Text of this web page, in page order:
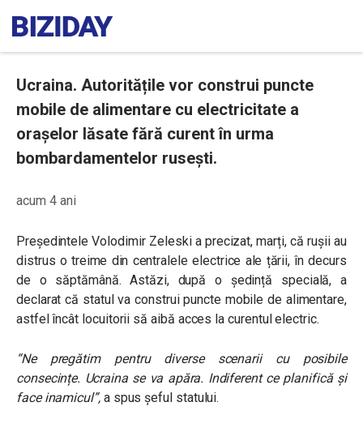
Ucraina. Autoritățile vor construi puncte
mobile de alimentare cu electricitate a
orașelor lăsate fără curent în urma
bombardamentelor rusești.
acum 4 ani
Președintele Volodimir Zeleski a precizat, marți, că rușii au
distrus o treime din centralele electrice ale țării, în decurs
de o săptămână. Astăzi, după o ședință specială, a
declarat că statul va construi puncte mobile de alimentare,
astfel încât locuitorii să aibă acces la curentul electric.
“Ne pregătim pentru diverse scenarii cu posibile
consecințe. Ucraina se va apăra. Indiferent ce planifică și
face inamicul”,a spus șeful statului.